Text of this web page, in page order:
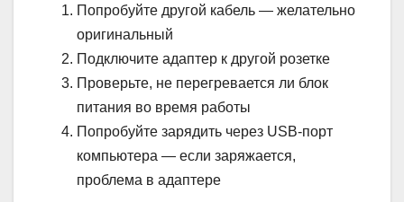
Попробуйте другой кабель — желательно
оригинальный
Подключите адаптер к другой розетке
Проверьте, не перегревается ли блок
питания во время работы
Попробуйте зарядить через USB-порт
компьютера — если заряжается,
проблема в адаптере